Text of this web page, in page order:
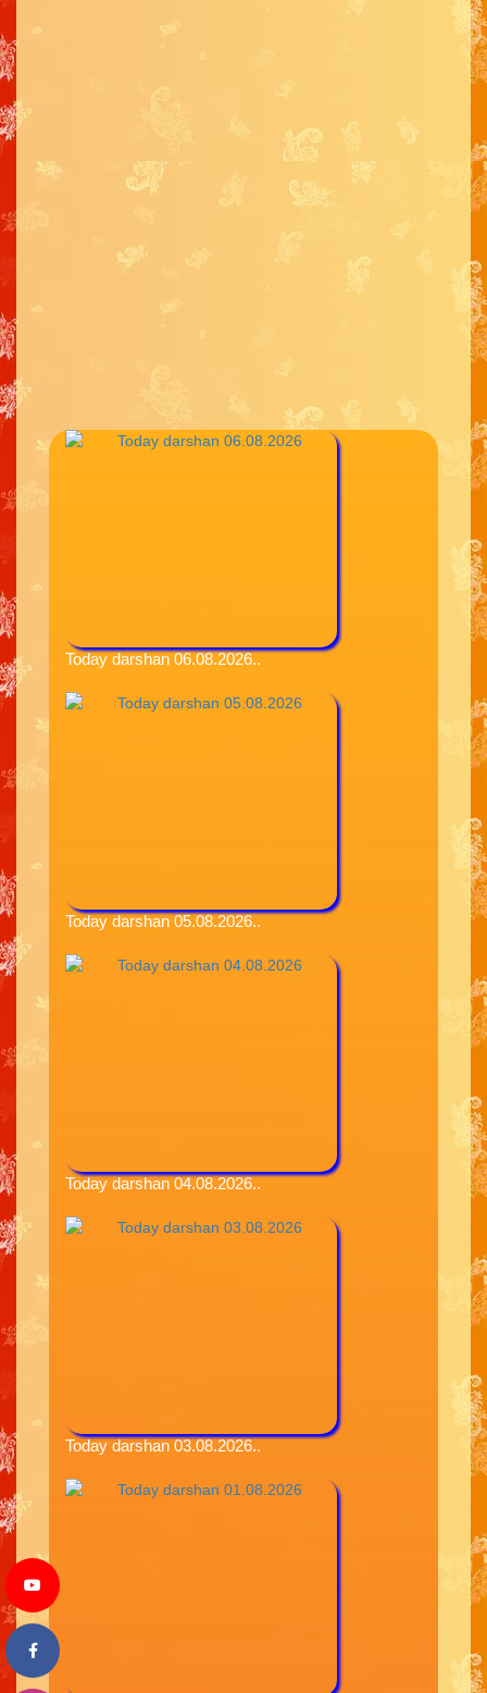
Today darshan 06.08.2026..
Today darshan 05.08.2026..
Today darshan 04.08.2026..
Today darshan 03.08.2026..